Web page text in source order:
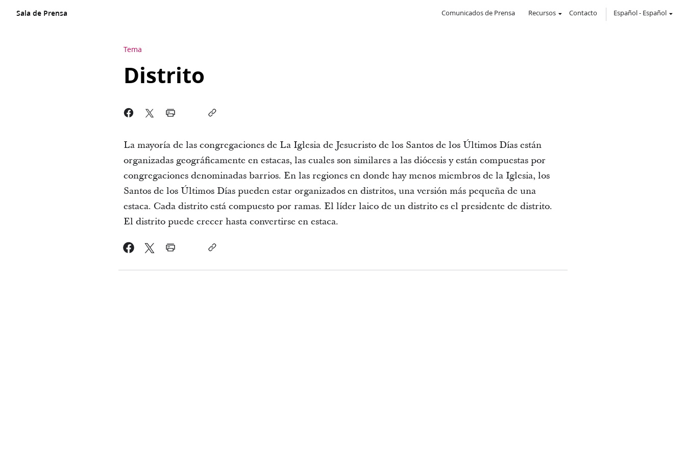
Sala de Prensa Comunicados de Prensa Recursos Contacto Español- Español
Tema
Distrito
La mayoría de las congregaciones de La Iglesia de Jesucristo de los Santos de los Últimos Días están
organizadas geográficamente en estacas, las cuales son similares a las diócesis y están compuestas por
congregaciones denominadas barrios. En las regiones en donde hay menos miembros de la Iglesia, los
Santos de los Últimos Días pueden estar organizados en distritos, una versión más pequeña de una
estaca. Cada distrito está compuesto por ramas. El líder laico de un distrito es el presidente de distrito.
El distrito puede crecer hasta convertirse en estaca.